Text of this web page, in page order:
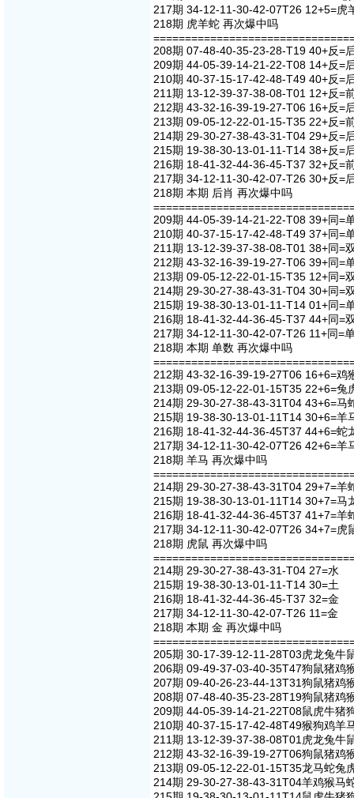
217期 34-12-11-30-42-07T26 12+5=虎
218期 虎羊蛇 再次爆中吗
208期 07-48-40-35-23-28-T19 40+反=
209期 44-05-39-14-21-22-T08 14+反=
210期 40-37-15-17-42-48-T49 40+反=
211期 13-12-39-37-38-08-T01 12+反=
212期 43-32-16-39-19-27-T06 16+反=
213期 09-05-12-22-01-15-T35 22+反=
214期 29-30-27-38-43-31-T04 29+反=
215期 19-38-30-13-01-11-T14 38+反=
216期 18-41-32-44-36-45-T37 32+反=
217期 34-12-11-30-42-07-T26 30+反=
218期 本期 后肖 再次爆中吗
209期 44-05-39-14-21-22-T08 39+同=
210期 40-37-15-17-42-48-T49 37+同=
211期 13-12-39-37-38-08-T01 38+同=
212期 43-32-16-39-19-27-T06 39+同=
213期 09-05-12-22-01-15-T35 12+同=
214期 29-30-27-38-43-31-T04 30+同=
215期 19-38-30-13-01-11-T14 01+同=
216期 18-41-32-44-36-45-T37 44+同=
217期 34-12-11-30-42-07-T26 11+同=
218期 本期 单数 再次爆中吗
212期 43-32-16-39-19-27T06 16+6=鸡
213期 09-05-12-22-01-15T35 22+6=兔
214期 29-30-27-38-43-31T04 43+6=马
215期 19-38-30-13-01-11T14 30+6=羊
216期 18-41-32-44-36-45T37 44+6=蛇
217期 34-12-11-30-42-07T26 42+6=羊
218期 羊马 再次爆中吗
214期 29-30-27-38-43-31T04 29+7=羊
215期 19-38-30-13-01-11T14 30+7=马
216期 18-41-32-44-36-45T37 41+7=羊
217期 34-12-11-30-42-07T26 34+7=虎
218期 虎鼠 再次爆中吗
214期 29-30-27-38-43-31-T04 27=水
215期 19-38-30-13-01-11-T14 30=土
216期 18-41-32-44-36-45-T37 32=金
217期 34-12-11-30-42-07-T26 11=金
218期 本期 金 再次爆中吗
205期 30-17-39-12-11-28T03虎龙兔牛
206期 09-49-37-03-40-35T47狗鼠猪鸡
207期 09-40-26-23-44-13T31狗鼠猪鸡
208期 07-48-40-35-23-28T19狗鼠猪鸡
209期 44-05-39-14-21-22T08鼠虎牛猪
210期 40-37-15-17-42-48T49猴狗鸡羊
211期 13-12-39-37-38-08T01虎龙兔牛
212期 43-32-16-39-19-27T06狗鼠猪鸡
213期 09-05-12-22-01-15T35龙马蛇兔
214期 29-30-27-38-43-31T04羊鸡猴马